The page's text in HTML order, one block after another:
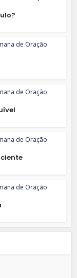
de Oração
de Oração
de Oração
de Oração